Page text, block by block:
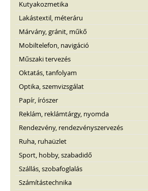
Kutyakozmetika
Lakástextil, méteráru
Márvány, gránit, műkő
Mobiltelefon, navigáció
Műszaki tervezés
Oktatás, tanfolyam
Optika, szemvizsgálat
Papír, írószer
Reklám, reklámtárgy, nyomda
Rendezvény, rendezvényszervezés
Ruha, ruhaüzlet
Sport, hobby, szabadidő
Szállás, szobafoglalás
Számítástechnika